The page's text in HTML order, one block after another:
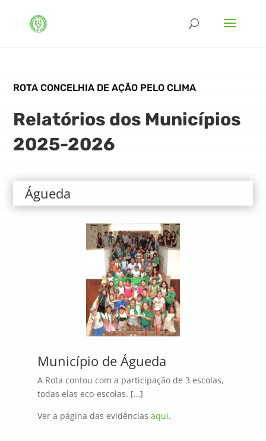
ROTA CONCELHIA DE AÇÃO PELO CLIMA
Relatórios dos Municípios
2025-2026
Águeda
Município de Águeda
A Rota contou com a participação de 3 escolas,
todas elas eco-escolas. […]
Ver a página das evidências aqui.